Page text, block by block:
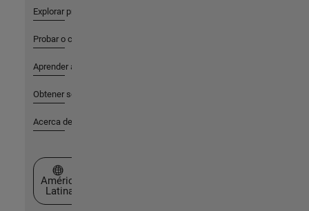
Explorar productos
Probar o comprar
Aprender a utilizar
Obtener soporte
Acerca de MathWorks
Seleccione un país/idioma
América
Latina